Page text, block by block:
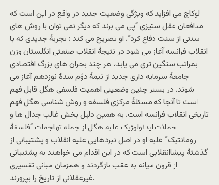
لوکاچ می افزاید که ویژگی وضعیت جدید در واقع در این است که
مدافعان عقل ستیزی “پی می برند که دیگر نمی توان با روش های
سنتی از سنت دفاع کرد”. او تصریح می کند : تجربۀ جدیدی که با
انقلاب فرانسه آغاز می شود در نتیجۀ انقلاب صنعتی انگلستان وزن
بمراتب سنگین تری می یابد، هر چند بحران های بزرگ اقتصادی
جامعۀ سرمایه داری جدید از نیمۀ دوّم سدۀ نوزدهم آغاز می
شوند. در بستر چنین وضعیتی اهمیت فلسفی هگل قابل فهم
است تا آنجا که مسئلۀ مرکزی فلسفه و روش شناسی هگل فهم
تاریخی انقلاب فرانسه است. به همین دلیل بخش غالب جدال ها و
حملات ایدئولوژیک علیه هگل از جمله تهاجمات “فلسفۀ
رومانتیک” علیه او در اصل نبردهایی علیه انقلاب و پشتیبانی از
گذشتۀ پیشاانقلابی است که در این اقدام می خواهند به پشتیبانی
از قرون میانه به عقب بازگردند و همزمان مبانی تفسیری
غیرعقلانی از تاریخ را بپرورند.